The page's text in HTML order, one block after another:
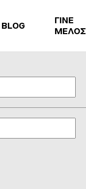
BLOG
ΓΙΝΕ
ΜΕΛΟΣ